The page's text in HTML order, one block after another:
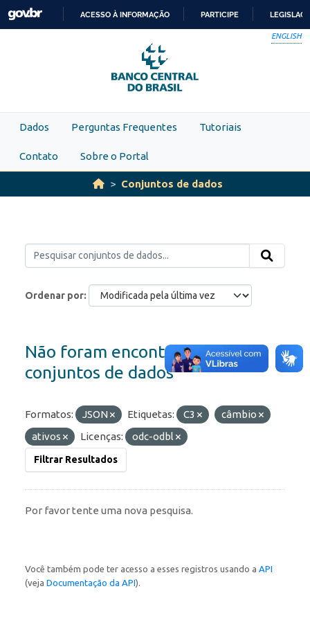
Skip to main content
PARA
O
CONTEÚDO
ACESSO À INFORMAÇÃO PARTICIPE
ENGLISH
Dados Perguntas Frequentes Tutoriais
Contato Sobre o Portal
Conjuntos de dados
Ordenar por
Não foram encontrados
conjuntos de dados
Formatos: JSON Etiquetas: C3
câmbio
ativos
Licenças: odc-odbl
Filtrar Resultados
Por favor tente uma nova pesquisa.
Você também pode ter acesso a esses registros usando a API
(veja Documentação da API).